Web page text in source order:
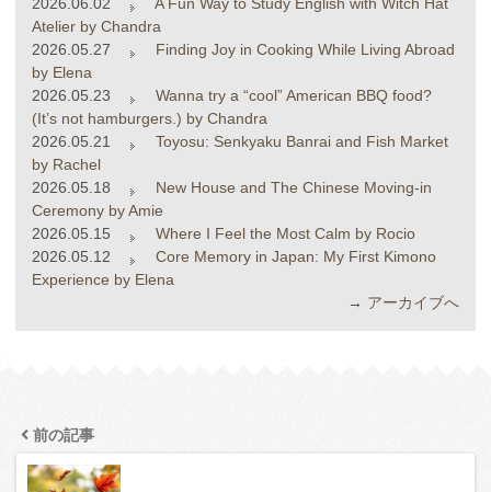
2026.06.02
A Fun Way to Study English with Witch Hat
Atelier by Chandra
2026.05.27
Finding Joy in Cooking While Living Abroad
by Elena
2026.05.23
Wanna try a “cool” American BBQ food?
(It’s not hamburgers.) by Chandra
2026.05.21
Toyosu: Senkyaku Banrai and Fish Market
by Rachel
2026.05.18
New House and The Chinese Moving-in
Ceremony by Amie
2026.05.15
Where I Feel the Most Calm by Rocio
2026.05.12
Core Memory in Japan: My First Kimono
Experience by Elena
→ アーカイブへ
前の記事